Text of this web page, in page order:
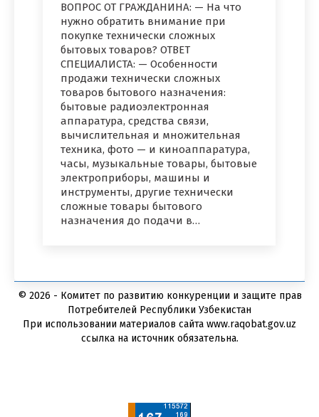
ВОПРОС ОТ ГРАЖДАНИНА: — На что
нужно обратить внимание при
покупке технически сложных
бытовых товаров? ОТВЕТ
СПЕЦИАЛИСТА: — Особенности
продажи технически сложных
товаров бытового назначения:
бытовые радиоэлектронная
аппаратура, средства связи,
вычислительная и множительная
техника, фото — и киноаппаратура,
часы, музыкальные товары, бытовые
электроприборы, машины и
инструменты, другие технически
сложные товары бытового
назначения до подачи в…
© 2026 - Комитет по развитию конкуренции и защите прав
Потребителей Республики Узбекистан
При использовании материалов сайта www.raqobat.gov.uz
ссылка на источник обязательна.